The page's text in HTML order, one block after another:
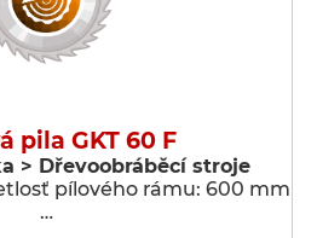
pila GKT 60 F
> Dřevoobráběcí stroje
pílového rámu: 600 mm
…